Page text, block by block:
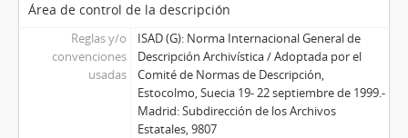
Área de control de la descripción
Reglas y/o
convenciones
usadas
ISAD (G): Norma Internacional General de
Descripción Archivística / Adoptada por el
Comité de Normas de Descripción,
Estocolmo, Suecia 19- 22 septiembre de 1999.-
Madrid: Subdirección de los Archivos
Estatales, 9807